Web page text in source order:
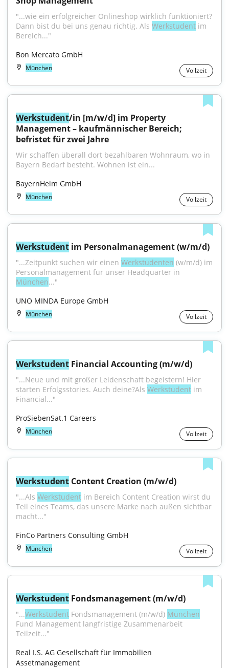
"...wie ein erfolgreicher Onlineshop wirklich funktioniert?
Dann bist du bei uns genau richtig. Als Werkstudent im
Bereich..."
Bon Mercato GmbH
München Vollzeit
Werkstudent/in [m/w/d] im Property
Management – kaufmännischer Bereich;
befristet für zwei Jahre
Wir schaffen überall dort bezahlbaren Wohnraum, wo in
Bayern Bedarf besteht. Wohnen ist ein...
BayernHeim GmbH
München Vollzeit
Werkstudent im Personalmanagement (w/m/d)
"...Zeitpunkt suchen wir einen Werkstudenten (w/m/d) im
München..."
UNO MINDA Europe GmbH
München Vollzeit
Werkstudent Financial Accounting (m/w/d)
"...Neue und mit großer Leidenschaft begeistern! Hier
starten Erfolgsstories. Auch deine?Als Werkstudent im
Financial..."
ProSiebenSat.1 Careers
München Vollzeit
Werkstudent Content Creation (m/w/d)
"...Als Werkstudent im Bereich Content Creation wirst du
Teil eines Teams, das unsere Marke nach außen sichtbar
macht..."
FinCo Partners Consulting GmbH
München Vollzeit
Werkstudent Fondsmanagement (m/w/d)
"...Werkstudent Fondsmanagement (m/w/d) München
Fund Management langfristige Zusammenarbeit
Teilzeit..."
Real I.S. AG Gesellschaft für Immobilien
Assetmanagement